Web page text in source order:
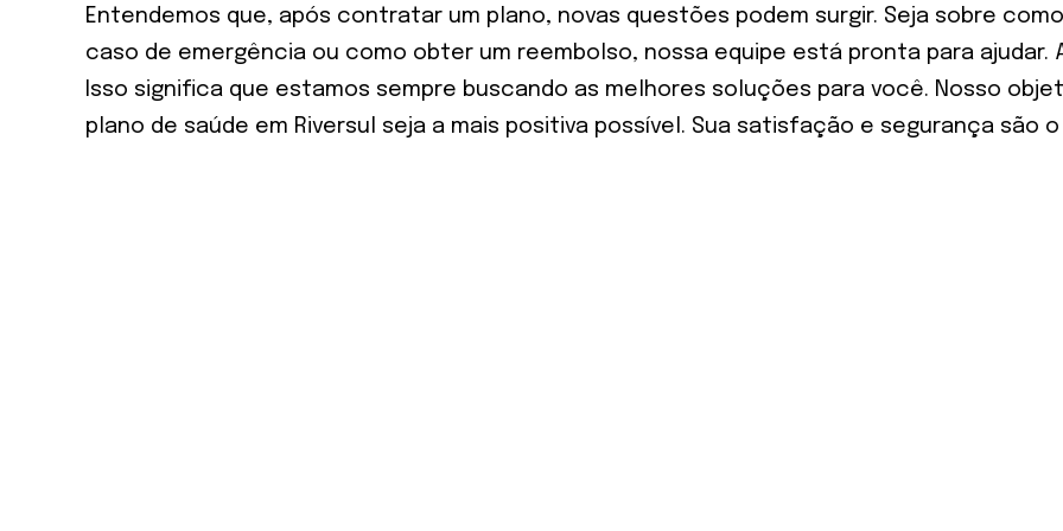
Entendemos que, após contratar um plano, novas questões podem surgir. Seja sobre
caso de emergência ou como obter um reembolso, nossa equipe está pronta para
Isso significa que estamos sempre buscando as melhores soluções para você. Nosso
plano de saúde em Riversul seja a mais positiva possível. Sua satisfação e segurança são